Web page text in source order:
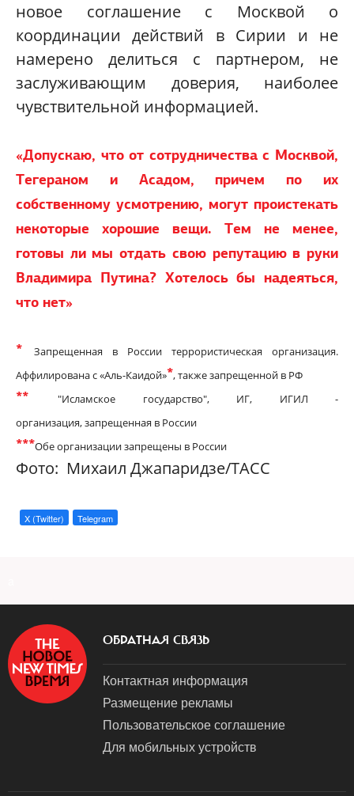
новое соглашение с Москвой о
координации действий в Сирии и не
намерено делиться с партнером, не
заслуживающим доверия, наиболее
чувствительной информацией.
«Допускаю, что от сотрудничества с Москвой,
Тегераном и Асадом, причем по их
собственному усмотрению, могут проистекать
некоторые хорошие вещи. Тем не менее,
готовы ли мы отдать свою репутацию в руки
Владимира Путина? Хотелось бы надеяться,
что нет»
*
Запрещенная в России террористическая организация.
Аффилирована с «Аль-Каидой»*, также запрещенной в РФ
**"Исламское государство", ИГ, ИГИЛ-
организация,запрещенная в России
***Обе организации запрещены в России
Фото: Михаил Джапаридзе/ТАСС
X (Twitter) Telegram
ОБРАТНАЯ СВЯЗЬ
Контактная информация
Размещение рекламы
Пользовательское соглашение
Для мобильных устройств